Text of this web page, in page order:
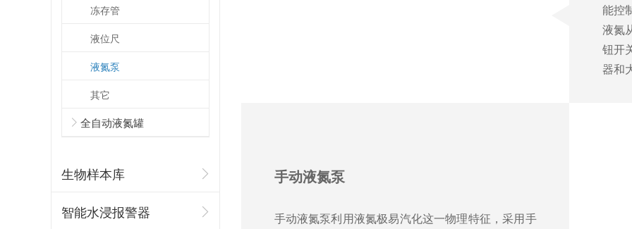
能控
液氮
钮开
器和
手动液氮泵
手动液氮泵利用液氮极易汽化这一物理特征，采用手
冻存管
液位尺
液氮泵
其它
全自动液氮罐
生物样本库
智能水浸报警器 多个点位的温湿度采集如何将数据统一上传至同一云端平台呢?26.7.30